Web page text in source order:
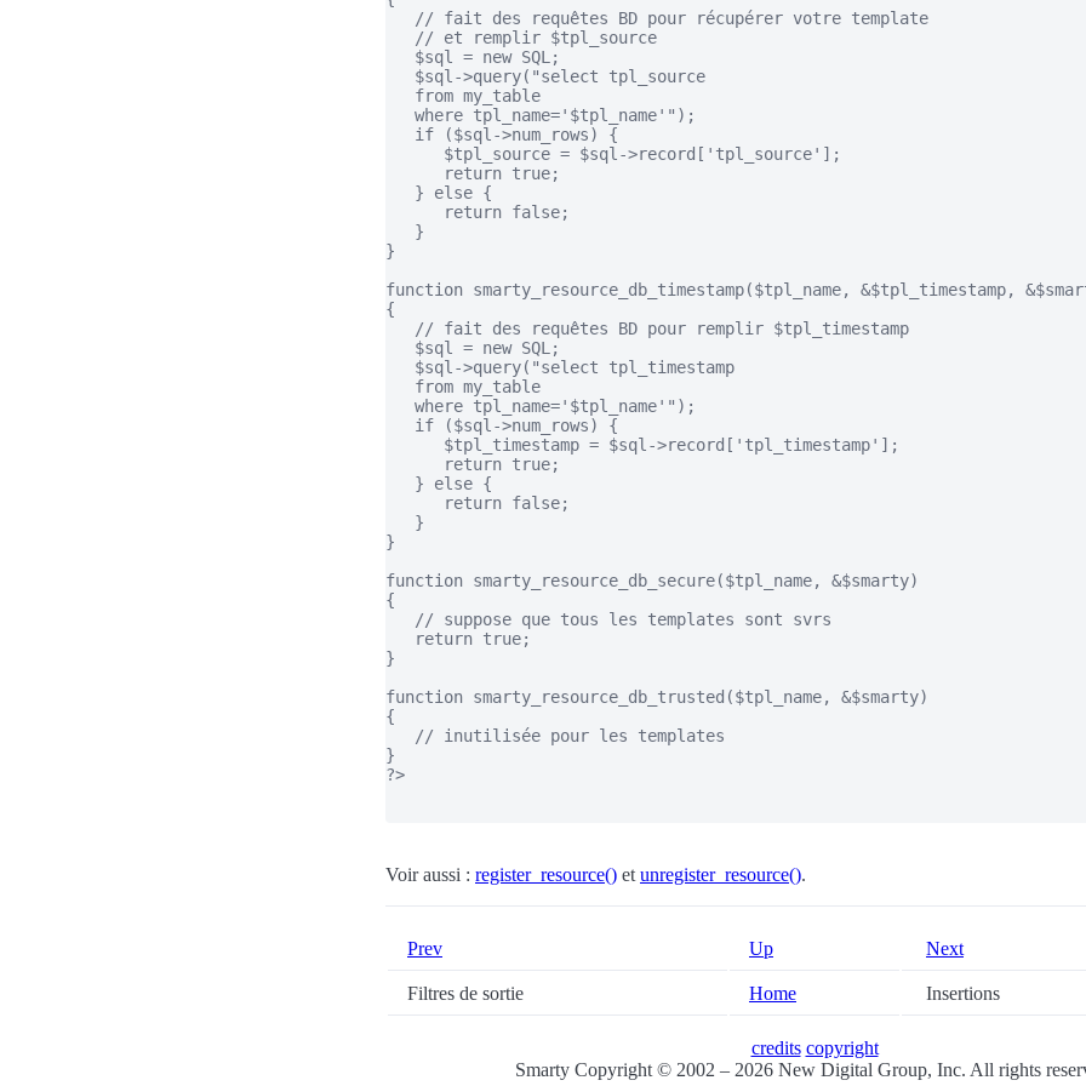
   // fait des requêtes BD pour récupérer votre template
   // et remplir $tpl_source
   $sql = new SQL;
   $sql->query("select tpl_source
   from my_table
   where tpl_name='$tpl_name'");
   if ($sql->num_rows) {
      $tpl_source = $sql->record['tpl_source'];
      return true;
   } else {
      return false;
   }
}
function smarty_resource_db_timestamp($tpl_name, &$tpl_timestamp,
{
   // fait des requêtes BD pour remplir $tpl_timestamp
   $sql = new SQL;
   $sql->query("select tpl_timestamp
   from my_table
   where tpl_name='$tpl_name'");
   if ($sql->num_rows) {
      $tpl_timestamp = $sql->record['tpl_timestamp'];
      return true;
   } else {
      return false;
   }
}
function smarty_resource_db_secure($tpl_name, &$smarty)
{
   // suppose que tous les templates sont svrs
   return true;
}
function smarty_resource_db_trusted($tpl_name, &$smarty)
{
   // inutilisée pour les templates
}
?>
Voir aussi : register_resource() et unregister_resource().
Prev Up Next
Filtres de sortie Home Insertions
credits copyright
Smarty Copyright © 2002 – 2026 New Digital Group, Inc. All rights